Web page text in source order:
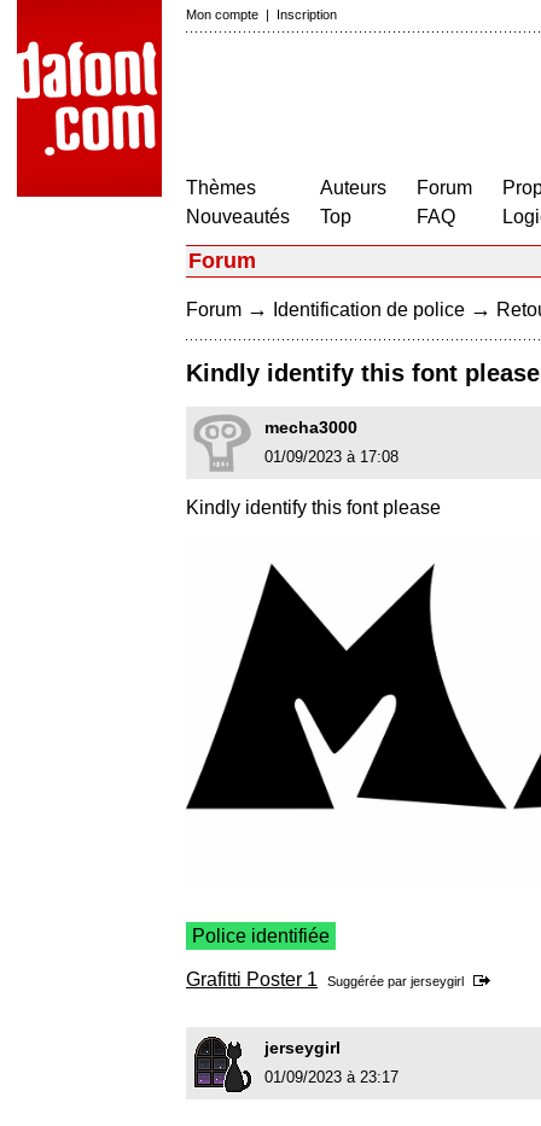
Mon compte | Inscription
Thèmes
Nouveautés
Auteurs
Top
Forum
FAQ
Forum
Forum → Identification de police →
Kindly identify this font please
mecha3000
01/09/2023 à 17:08
Kindly identify this font please
Police identifiée
Grafitti Poster 1 Suggérée par jerseygirl
jerseygirl
01/09/2023 à 23:17